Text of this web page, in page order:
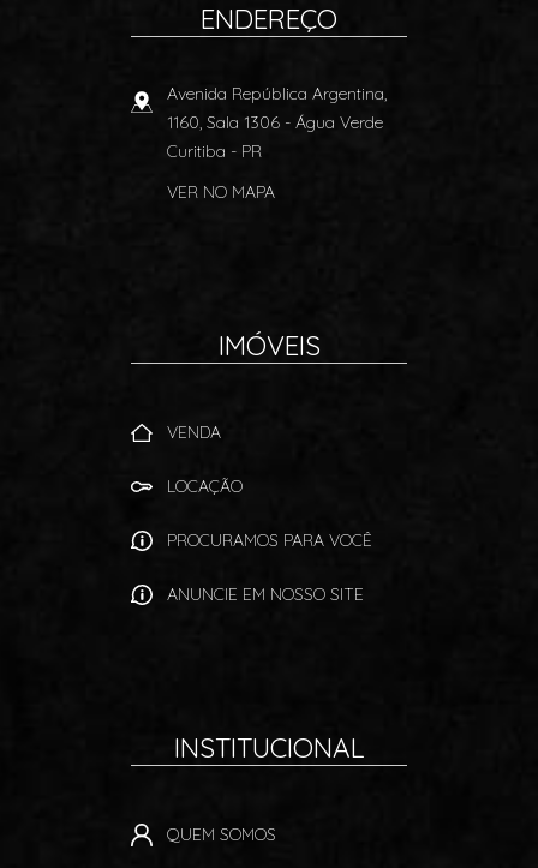
ENDEREÇO
Avenida República Argentina,
1160, Sala 1306 - Água Verde
Curitiba - PR
VER NO MAPA
IMÓVEIS
VENDA
LOCAÇÃO
PROCURAMOS PARA VOCÊ
ANUNCIE EM NOSSO SITE
INSTITUCIONAL
QUEM SOMOS